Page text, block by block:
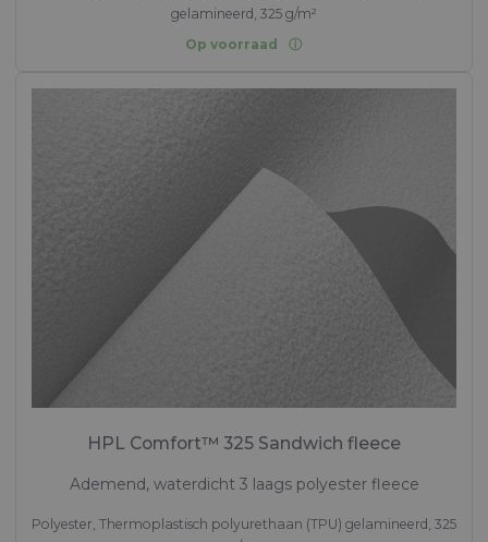
gelamineerd, 325 g/m²
Op voorraad
HPL Comfort™ 325 Sandwich fleece
Ademend, waterdicht 3 laags polyester fleece
Polyester, Thermoplastisch polyurethaan (TPU) gelamineerd, 325